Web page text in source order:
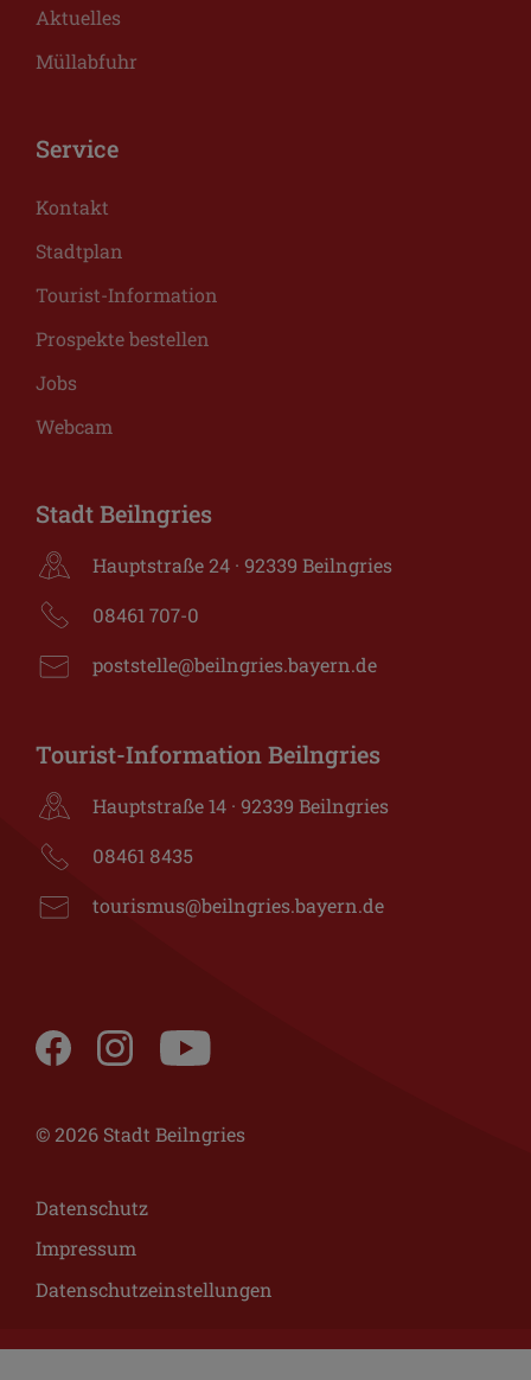
Aktuelles
Müllabfuhr
Service
Kontakt
Stadtplan
Tourist-Information
Prospekte bestellen
Jobs
Webcam
Stadt Beilngries
Hauptstraße 24 · 92339 Beilngries
08461 707-0
poststelle@beilngries.bayern.de
Tourist-Information Beilngries
Hauptstraße 14 · 92339 Beilngries
08461 8435
tourismus@beilngries.bayern.de
© 2026 Stadt Beilngries
Datenschutz
Impressum
Datenschutzeinstellungen